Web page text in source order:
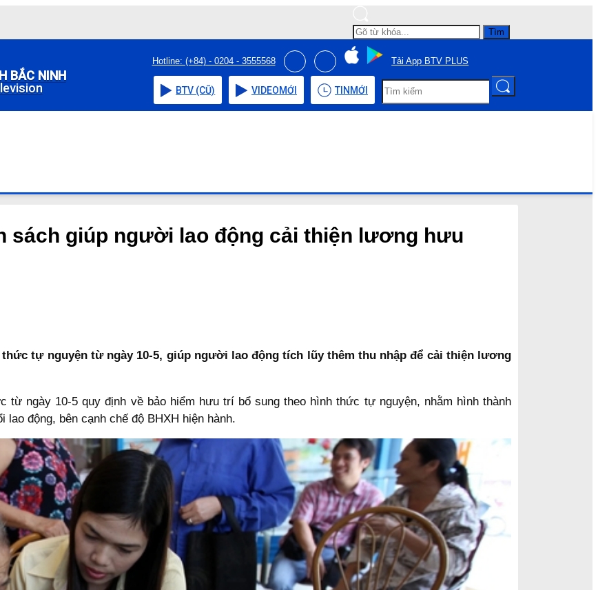
Tìm
BẮC NINH
Hotline: (+84) - 0204 - 3555568 Tải App BTV PLUS
BTV (CŨ) VIDEOMỚI TIN MỚI
sách giúp người lao động cải thiện lương hưu
tự nguyện từ ngày 10-5, giúp người lao động tích lũy thêm thu nhập để cải thiện lương
từ ngày 10-5 quy định về bảo hiểm hưu trí bổ sung theo hình thức tự nguyện, nhằm hình thành
động, bên cạnh chế độ BHXH hiện hành.